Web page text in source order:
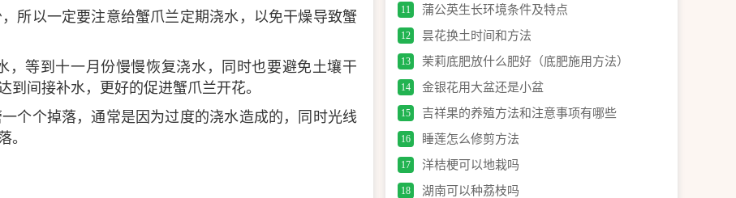
所以一定要注意给蟹爪兰定期浇水，以免干燥导致蟹
，等到十一月份慢慢恢复浇水，同时也要避免土壤干
间接补水，更好的促进蟹爪兰开花。
个个掉落，通常是因为过度的浇水造成的，同时光线
。
11 蒲公英生长环境条件及特点
12 昙花换土时间和方法
13 茉莉底肥放什么肥好（底肥施用方法）
14 金银花用大盆还是小盆
15 吉祥果的养殖方法和注意事项有哪些
16 睡莲怎么修剪方法
17 洋桔梗可以地栽吗
18 湖南可以种荔枝吗